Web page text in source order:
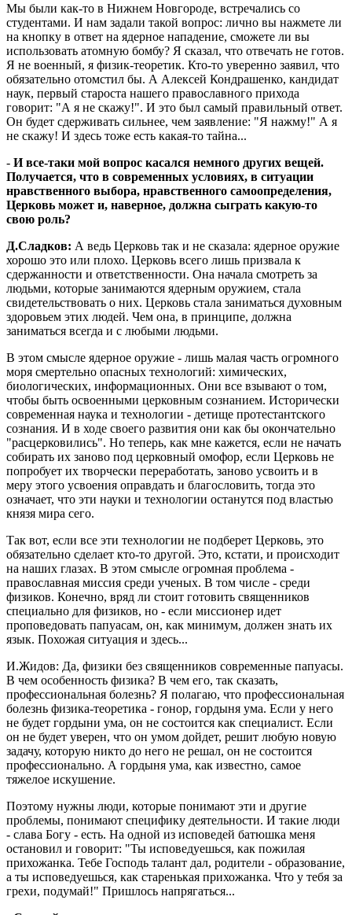
Мы были как-то в Нижнем Новгороде, встречались со
студентами. И нам задали такой вопрос: лично вы нажмете ли
на кнопку в ответ на ядерное нападение, сможете ли вы
использовать атомную бомбу? Я сказал, что отвечать не готов.
Я не военный, я физик-теоретик. Кто-то уверенно заявил, что
обязательно отомстил бы. А Алексей Кондрашенко, кандидат
наук, первый староста нашего православного прихода
говорит: "А я не скажу!". И это был самый правильный ответ.
Он будет сдерживать сильнее, чем заявление: "Я нажму!" А я
не скажу! И здесь тоже есть какая-то тайна...
- И все-таки мой вопрос касался немного других вещей.
Получается, что в современных условиях, в ситуации
нравственного выбора, нравственного самоопределения,
Церковь может и, наверное, должна сыграть какую-то
свою роль?
Д.Сладков: А ведь Церковь так и не сказала: ядерное оружие
хорошо это или плохо. Церковь всего лишь призвала к
сдержанности и ответственности. Она начала смотреть за
людьми, которые занимаются ядерным оружием, стала
свидетельствовать о них. Церковь стала заниматься духовным
здоровьем этих людей. Чем она, в принципе, должна
заниматься всегда и с любыми людьми.
В этом смысле ядерное оружие - лишь малая часть огромного
моря смертельно опасных технологий: химических,
биологических, информационных. Они все взывают о том,
чтобы быть освоенными церковным сознанием. Исторически
современная наука и технологии - детище протестантского
сознания. И в ходе своего развития они как бы окончательно
"расцерковились". Но теперь, как мне кажется, если не начать
собирать их заново под церковный омофор, если Церковь не
попробует их творчески переработать, заново усвоить и в
меру этого усвоения оправдать и благословить, тогда это
означает, что эти науки и технологии останутся под властью
князя мира сего.
Так вот, если все эти технологии не подберет Церковь, это
обязательно сделает кто-то другой. Это, кстати, и происходит
на наших глазах. В этом смысле огромная проблема -
православная миссия среди ученых. В том числе - среди
физиков. Конечно, вряд ли стоит готовить священников
специально для физиков, но - если миссионер идет
проповедовать папуасам, он, как минимум, должен знать их
язык. Похожая ситуация и здесь...
И.Жидов: Да, физики без священников современные папуасы.
В чем особенность физика? В чем его, так сказать,
профессиональная болезнь? Я полагаю, что профессиональная
болезнь физика-теоретика - гонор, гордыня ума. Если у него
не будет гордыни ума, он не состоится как специалист. Если
он не будет уверен, что он умом дойдет, решит любую новую
задачу, которую никто до него не решал, он не состоится
профессионально. А гордыня ума, как известно, самое
тяжелое искушение.
Поэтому нужны люди, которые понимают эти и другие
проблемы, понимают специфику деятельности. И такие люди
- слава Богу - есть. На одной из исповедей батюшка меня
остановил и говорит: "Ты исповедуешься, как пожилая
прихожанка. Тебе Господь талант дал, родители - образование,
а ты исповедуешься, как старенькая прихожанка. Что у тебя за
грехи, подумай!" Пришлось напрягаться...